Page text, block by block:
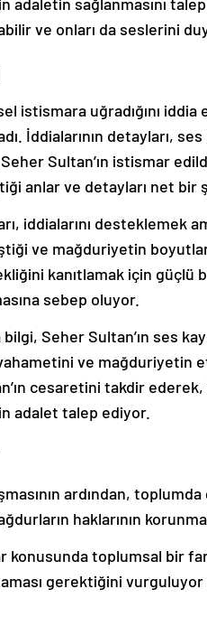
ve onları da seslerini
istismara uğradığını iddia
İddialarının detayları,
Sultan’ın istismar
anlar ve detayları net bir
iddialarını desteklemek
ve mağduriyetin
kanıtlamak için güçlü
sebep oluyor.
Seher Sultan’ın ses
ve mağduriyetin
cesaretini takdir
adalet talep ediyor.
ardından,
haklarının
konusunda toplumsal bir
gerektiğini